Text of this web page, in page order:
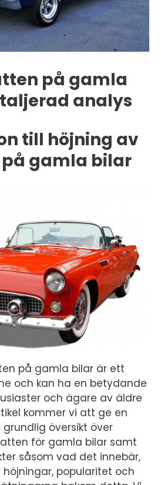
på gamla
analys
till höjning av
gamla bilar
på gamla bilar är ett
och kan ha en betydande
och ägare av äldre
kommer vi att ge en
översikt över
för gamla bilar samt
såsom vad det innebär,
popularitet och